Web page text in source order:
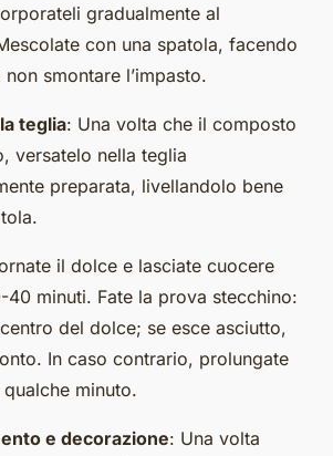
gradualmente al
con una spatola, facendo
smontare l’impasto.
teglia: Una volta che il composto
versatelo nella teglia
preparata, livellandolo bene
il dolce e lasciate cuocere
40 minuti. Fate la prova stecchino:
del dolce; se esce asciutto,
In caso contrario, prolungate
minuto.
e decorazione: Una volta